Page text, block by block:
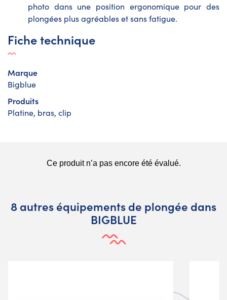
photo dans une position ergonomique pour des
plongées plus agréables et sans fatigue.
Fiche technique
Marque
Bigblue
Produits
Platine, bras, clip
8 autres équipements de plongée dans
BIGBLUE